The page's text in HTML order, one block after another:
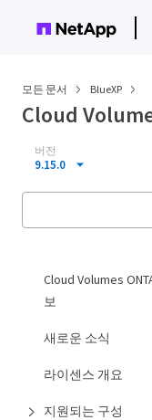
모든 문서 BlueXP
Cloud
버전
9.15.0
Cloud Volumes
보
새로운 소식
라이센스 개요
지원되는 구성